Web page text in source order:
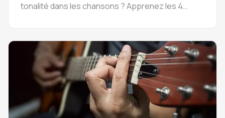
tonalité dans les chansons ? Apprenez les 4
dans Amped Studio.